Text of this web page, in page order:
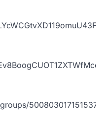
500803017151537/